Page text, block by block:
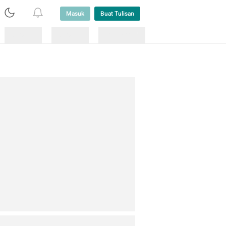
Masuk Buat Tulisan